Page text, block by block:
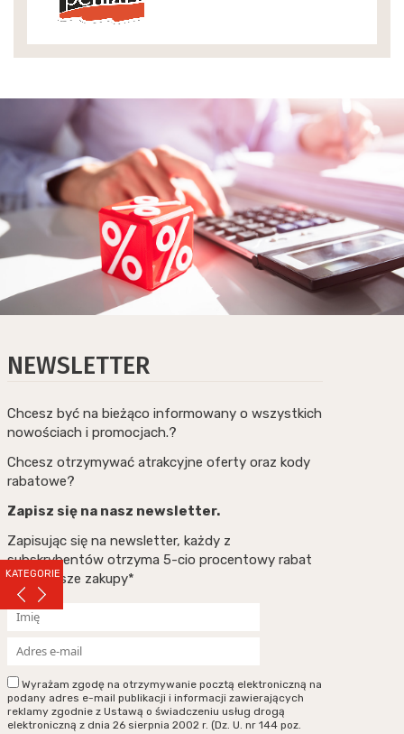
KATEGORIE
NEWSLETTER
Chcesz być na bieżąco informowany o wszystkich
nowościach i promocjach.?
Chcesz otrzymywać atrakcyjne oferty oraz kody
rabatowe?
Zapisz się na nasz newsletter.
Zapisując się na newsletter, każdy z
subskrybentów otrzyma 5-cio procentowy rabat
na pierwsze zakupy*
Wyrażam zgodę na otrzymywanie pocztą elektroniczną na
podany adres e-mail publikacji i informacji zawierających
reklamy zgodnie z Ustawą o świadczeniu usług drogą
elektroniczną z dnia 26 sierpnia 2002 r. (Dz. U. nr 144 poz.